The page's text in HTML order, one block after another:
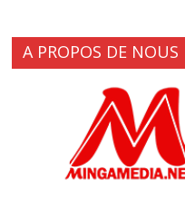
A PROPOS DE NOUS